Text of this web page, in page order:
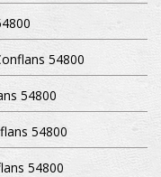
54800
54800
54800
54800